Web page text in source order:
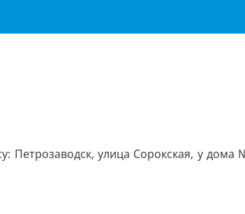
улица Сорокская, у дома